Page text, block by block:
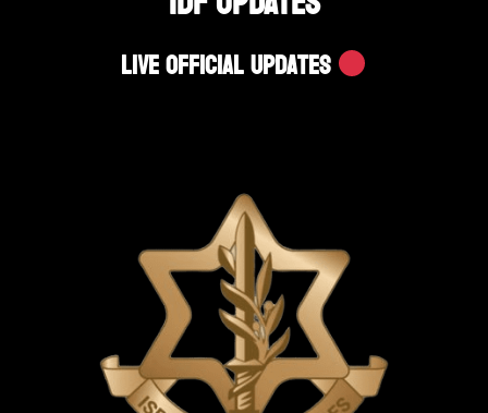
Live Official Updates